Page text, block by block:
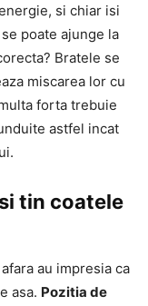
si chiar isi
poate ajunge la
Bratele se
miscarea lor cu
forta trebuie
astfel incat
tin coatele
au impresia ca
asa. Pozitia de